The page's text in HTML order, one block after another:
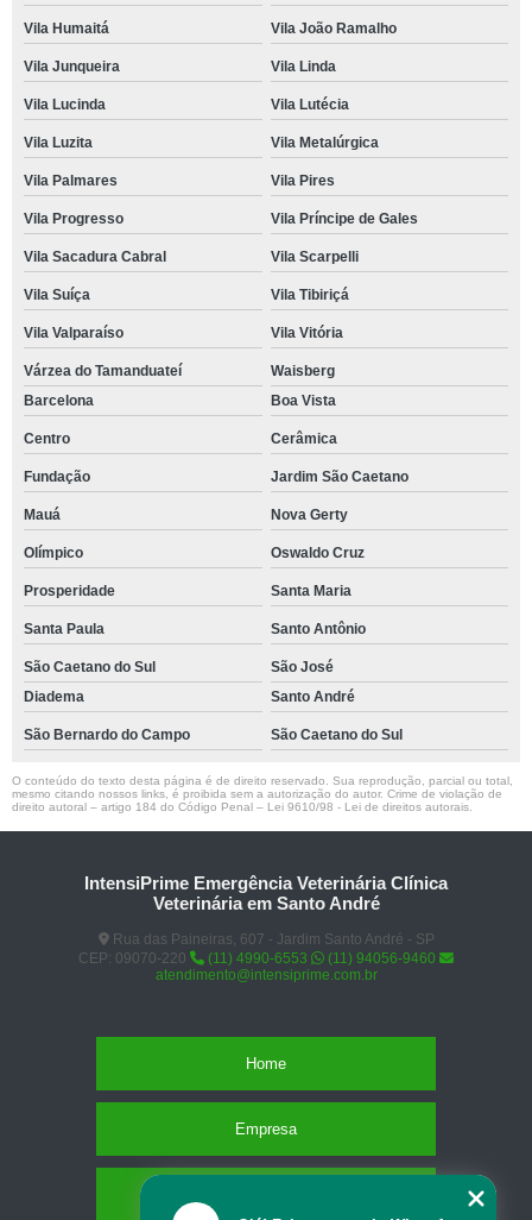
Vila Humaitá Vila João Ramalho
Vila Junqueira Vila Linda
Vila Lucinda Vila Lutécia
Vila Luzita Vila Metalúrgica
Vila Palmares Vila Pires
Vila Progresso Vila Príncipe de Gales
Vila Sacadura Cabral Vila Scarpelli
Vila Suíça Vila Tibiriçá
Vila Valparaíso Vila Vitória
Várzea do Tamanduateí
Waisberg
Barcelona
Boa Vista
Centro Cerâmica
Fundação Jardim São Caetano
Mauá Nova Gerty
Olímpico Oswaldo Cruz
Prosperidade Santa Maria
Santa Paula Santo Antônio
São Caetano do Sul
São José
Diadema
Santo André
São Bernardo do Campo São Caetano do Sul
O conteúdo do texto desta página é de direito reservado. Sua reprodução, parcial ou total,
mesmo citando nossos links, é proibida sem a autorização do autor. Crime de violação de
direito autoral – artigo 184 do Código Penal – Lei 9610/98 - Lei de direitos autorais
IntensiPrime Emergência Veterinária Clínica
Veterinária em Santo André
Rua das Paineiras, 607 - Jardim Santo André - SP
CEP: 09070-220
(11) 4990-6553
(11) 94056-9460
atendimento@intensiprime.com.br
Home
Empresa